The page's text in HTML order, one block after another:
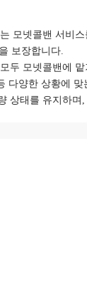
모넷콜밴 서비스
보장합니다.
두 모넷콜밴에
양한 상황에
상태를 유지하며